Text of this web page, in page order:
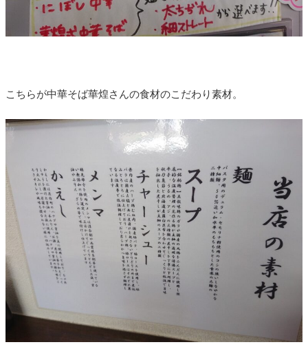
こちらが中華そば華煌さんの食材のこだわり素材。